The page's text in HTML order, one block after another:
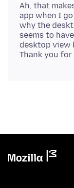
Ah, that
app when I
why the
seems to
desktop view